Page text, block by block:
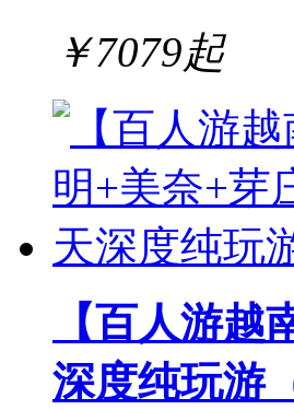
￥7079起
【百人游
深度纯玩游